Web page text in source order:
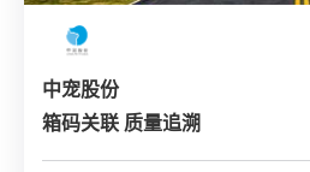
中宠股份
箱码关联 质量追溯